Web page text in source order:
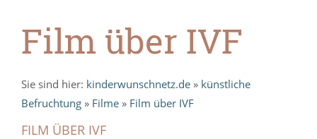
Film über IVF
Sie sind hier: kinderwunschnetz.de » künstliche
Befruchtung » Filme » Film über IVF
FILM ÜBER IVF